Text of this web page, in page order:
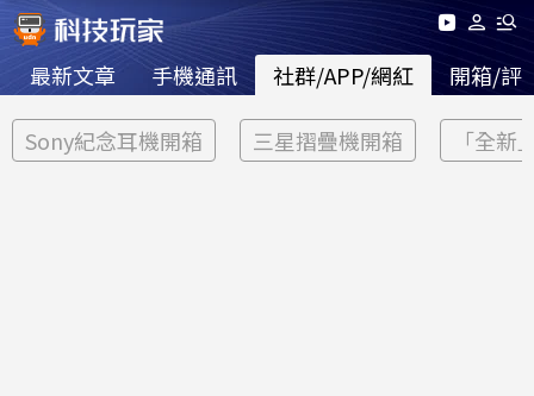
最新文章 手機通訊 社群/APP/網紅 開箱/評
Sony紀念耳機開箱 三星摺疊機開箱 「全新